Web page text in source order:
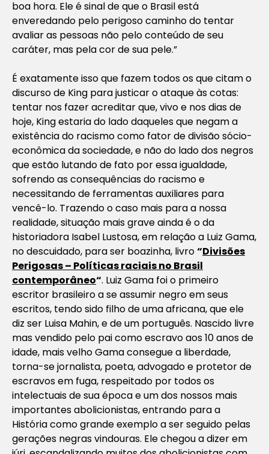
boa hora. Ele é sinal de que o Brasil está
enveredando pelo perigoso caminho do tentar
avaliar as pessoas não pelo conteúdo de seu
caráter, mas pela cor de sua pele.”
É exatamente isso que fazem todos os que citam o
discurso de King para justicar o ataque às cotas:
tentar nos fazer acreditar que, vivo e nos dias de
hoje, King estaria do lado daqueles que negam a
existência do racismo como fator de divisão sócio-
econômica da sociedade, e não do lado dos negros
que estão lutando de fato por essa igualdade,
sofrendo as consequências do racismo e
necessitando de ferramentas auxiliares para
vencê-lo. Trazendo o caso mais para a nossa
realidade, situação mais grave ainda é o da
historiadora Isabel Lustosa, em relação a Luiz Gama,
no descuidado, para ser boazinha, livro“Divisões
Perigosas – Políticas raciais no Brasil
contemporâneo“. Luiz Gama foi o primeiro
escritor brasileiro a se assumir negro em seus
escritos, tendo sido filho de uma africana, que ele
diz ser Luisa Mahin, e de um português. Nascido livre
mas vendido pelo pai como escravo aos 10 anos de
idade, mais velho Gama consegue a liberdade,
torna-se jornalista, poeta, advogado e protetor de
escravos em fuga, respeitado por todos os
intelectuais de sua época e um dos nossos mais
importantes abolicionistas, entrando para a
História como grande exemplo a ser seguido pelas
gerações negras vindouras. Ele chegou a dizer em